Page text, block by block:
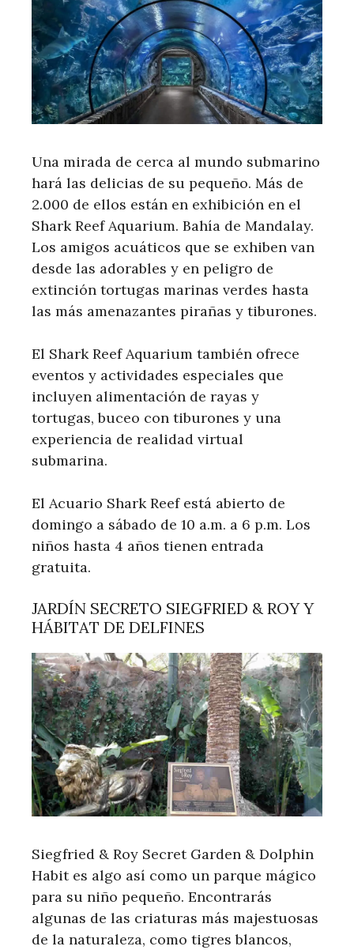
Una mirada de cerca al mundo submarino
hará las delicias de su pequeño. Más de
2.000 de ellos están en exhibición en el
Shark Reef Aquarium. Bahía de Mandalay.
Los amigos acuáticos que se exhiben van
desde las adorables y en peligro de
extinción tortugas marinas verdes hasta
las más amenazantes pirañas y tiburones.
El Shark Reef Aquarium también ofrece
eventos y actividades especiales que
incluyen alimentación de rayas y
tortugas, buceo con tiburones y una
experiencia de realidad virtual
submarina.
El Acuario Shark Reef está abierto de
domingo a sábado de 10 a.m. a 6 p.m. Los
niños hasta 4 años tienen entrada
gratuita.
JARDÍN SECRETO SIEGFRIED & ROY Y
HÁBITAT DE DELFINES
Siegfried & Roy Secret Garden & Dolphin
Habit es algo así como un parque mágico
para su niño pequeño. Encontrarás
algunas de las criaturas más majestuosas
de la naturaleza, como tigres blancos,